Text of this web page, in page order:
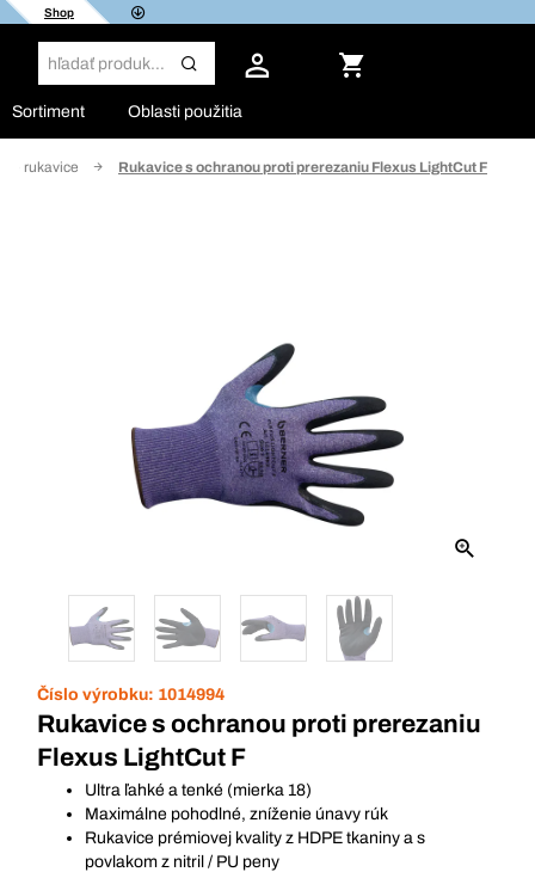
Shop
Sortiment Oblasti použitia
rukavice Rukavice s ochranou proti prerezaniu Flexus LightCut F
Číslo výrobku: 1014994
Rukavice s ochranou proti prerezaniu
Flexus LightCut F
Ultra ľahké a tenké (mierka 18)
Maximálne pohodlné, zníženie únavy rúk
Rukavice prémiovej kvality z HDPE tkaniny a s
povlakom z nitril / PU peny